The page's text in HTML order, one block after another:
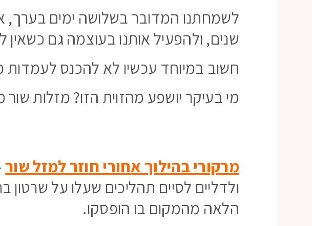
לשמחתנו המדובר בשלושה ימים בערך,
שנים, ולהפעיל אותנו בעוצמה גם
חשוב במיוחד עכשיו לא להכנס לעמדות
מי בעיקר יושפע מהזוית הזו? מזלות
מרקורי בהילוך אחורי חוזר למזל שור
ולדליים לסיים תהליכים שעלו על שרטון
הלאה מהמקום בו הופסקו.